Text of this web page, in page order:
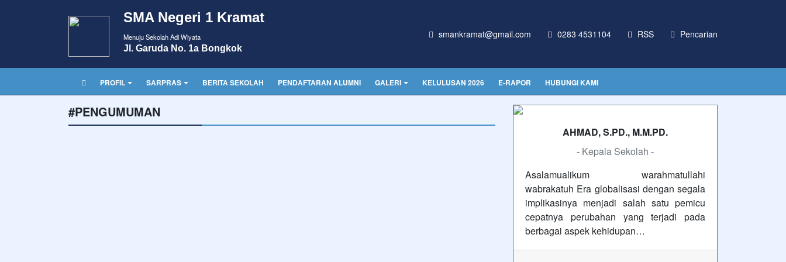
SMA Negeri 1 Kramat
Menuju Sekolah Adi Wiyata
Jl. Garuda No. 1a Bongkok
smankramat@gmail.com 0283 4531104 RSS Pencarian
PROFIL SARPRAS BERITA SEKOLAH PENDAFTARAN ALUMNI GALERI KELULUSAN 2026 E-RAPOR HUBUNGI KAMI
#PENGUMUMAN
AHMAD, S.PD., M.M.PD.
- Kepala Sekolah -
Asalamualikum warahmatullahi
wabrakatuh Era globalisasi dengan segala
implikasinya menjadi salah satu pemicu
cepatnya perubahan yang terjadi pada
berbagai aspek kehidupan…